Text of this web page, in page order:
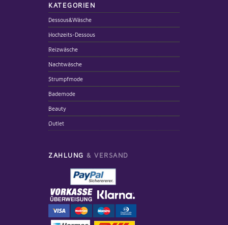
KATEGORIEN
Dessous&Wäsche
Hochzeits-Dessous
Reizwäsche
Nachtwäsche
Strumpfmode
Bademode
Beauty
Outlet
ZAHLUNG & VERSAND